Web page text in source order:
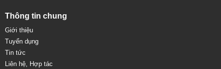
Thông tin chung
Giới thiệu
Tuyển dụng
Tin tức
Liên hệ, Hợp tác